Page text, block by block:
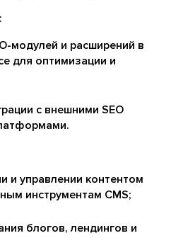
:
модулей и расширений в
для оптимизации и
с внешними SEO
и управлении контентом
инструментам CMS;
блогов, лендингов и